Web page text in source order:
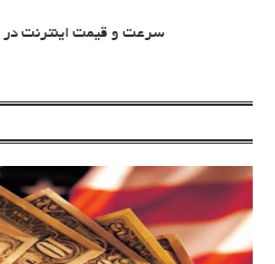
سرعت و قیمت اینترنت در